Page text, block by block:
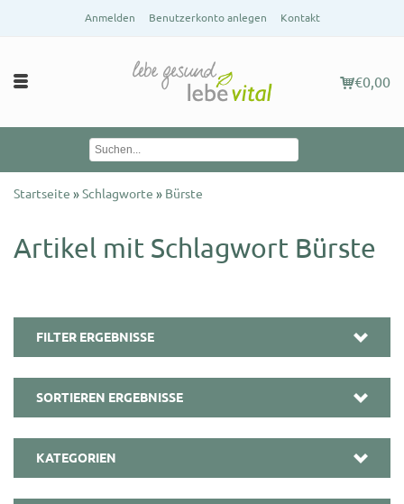
Anmelden Benutzerkonto anlegen Kontakt
€0,00
Startseite »Schlagworte » Bürste
Artikel mit Schlagwort Bürste
FILTER ERGEBNISSE
SORTIEREN ERGEBNISSE
KATEGORIEN